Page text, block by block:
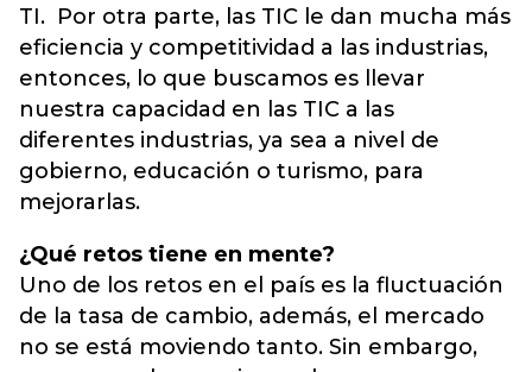
TI. Por otra parte, las TIC le dan mucha más
eficiencia y competitividad a las industrias,
entonces, lo que buscamos es llevar
nuestra capacidad en las TIC a las
diferentes industrias, ya sea a nivel de
gobierno, educación o turismo, para
mejorarlas.
¿Qué retos tiene en mente?
Uno de los retos en el país es la fluctuación
de la tasa de cambio, además, el mercado
no se está moviendo tanto. Sin embargo,